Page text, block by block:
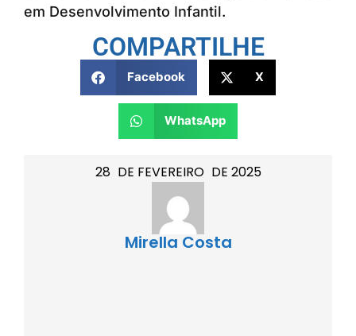
28 DE FEVEREIRO DE 2025
Mirella Costa
em Desenvolvimento Infantil.
COMPARTILHE
Facebook X
WhatsApp